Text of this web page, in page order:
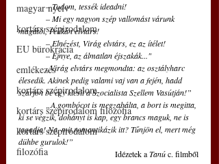
magyar nyelv
kortárs szépirodalom
EU bürokrácia
emlékezés
kortárs szépirodalom
kortárs szépirodalom filozófia
kortárs szépirodalom
filozófia
– Tudom, tessék ideadni!
– Mi egy nagyon szép vallomást várunk
magától, Pelikán elvtárs!
– Elnézést, Virág elvtárs, ez az ítélet!
– Ejnye, az álmatlan éjszakák..."
„Virág elvtárs megmondta: az osztályharc
élesedik. Akinek pedig valami vaj van a fején, hadd
szarjon be egy kicsit a Szocialista Szellem Vasútján!”
„A gombócot is megzabálta, a bort is megitta,
ki se végzik, dohányt is kap, egy brancs maguk, ne is
tagadja! Na, mit romantikázik itt? Tűnjön el, mert még
dühbe gurulok!”
Idézetek a Tanú c. filmből